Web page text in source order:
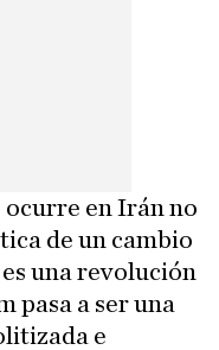
en Irán no
de un cambio
una revolución
pasa a ser una
e